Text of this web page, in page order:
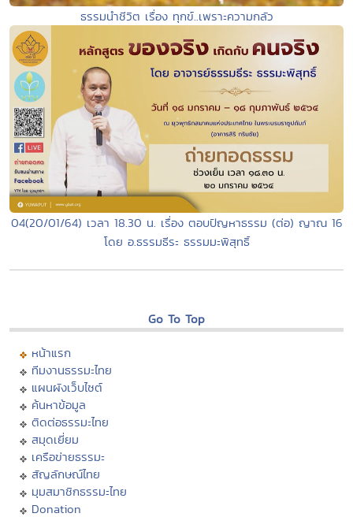
ธรรมนำชีวิต เรื่อง ทุกข์..เพราะความกลัว
04(20/01/64) เวลา 18.30 น. เรื่อง ตอบปัญหาธรรม (ต่อ) ญาณ 16
โดย อ.ธรรมธีระ ธรรมมะพิสุทธิ์
Go To Top
หน้าแรก
ทีมงานธรรมะไทย
แผนผังเว็บไซต์
ค้นหาข้อมูล
ติดต่อธรรมะไทย
สมุดเยี่ยม
เครือข่ายธรรมะ
สัญลักษณ์ไทย
มุมสมาชิกธรรมะไทย
Donation